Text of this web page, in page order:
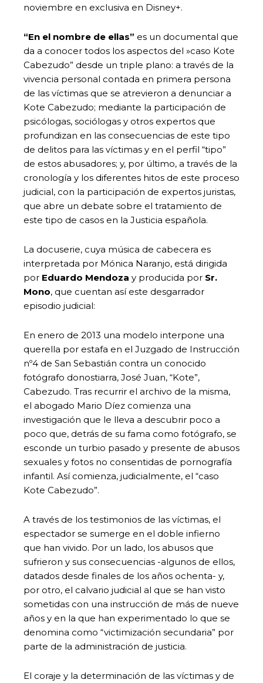
noviembre en exclusiva en Disney+.
“En el nombre de ellas” es un documental que
da a conocer todos los aspectos del »caso Kote
Cabezudo” desde un triple plano: a través de la
vivencia personal contada en primera persona
de las víctimas que se atrevieron a denunciar a
Kote Cabezudo; mediante la participación de
psicólogas, sociólogas y otros expertos que
profundizan en las consecuencias de este tipo
de delitos para las víctimas y en el perfil “tipo”
de estos abusadores; y, por último, a través de la
cronología y los diferentes hitos de este proceso
judicial, con la participación de expertos juristas,
que abre un debate sobre el tratamiento de
este tipo de casos en la Justicia española.
La docuserie, cuya música de cabecera es
interpretada por Mónica Naranjo, está dirigida
por Eduardo Mendoza y producida por Sr.
Mono, que cuentan así este desgarrador
episodio judicial:
En enero de 2013 una modelo interpone una
querella por estafa en el Juzgado de Instrucción
nº4 de San Sebastián contra un conocido
fotógrafo donostiarra, José Juan, “Kote”,
Cabezudo. Tras recurrir el archivo de la misma,
el abogado Mario Díez comienza una
investigación que le lleva a descubrir poco a
poco que, detrás de su fama como fotógrafo, se
esconde un turbio pasado y presente de abusos
sexuales y fotos no consentidas de pornografía
infantil. Así comienza, judicialmente, el “caso
Kote Cabezudo”.
A través de los testimonios de las víctimas, el
espectador se sumerge en el doble infierno
que han vivido. Por un lado, los abusos que
sufrieron y sus consecuencias -algunos de ellos,
datados desde finales de los años ochenta- y,
por otro, el calvario judicial al que se han visto
sometidas con una instrucción de más de nueve
años y en la que han experimentado lo que se
denomina como “victimización secundaria” por
parte de la administración de justicia.
El coraje y la determinación de las víctimas y de